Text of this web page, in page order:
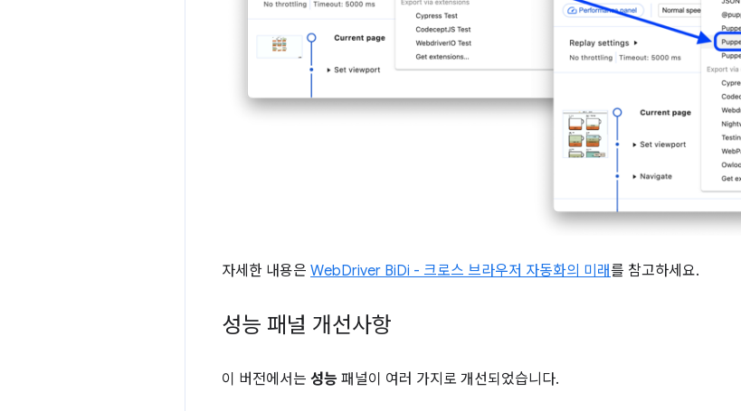
자세한 내용은 WebDriver BiDi - 크로스 브라우저 자동화의 미래를 참고하세요.
성능 패널 개선사항
이 버전에서는 성능 패널이 여러 가지로 개선되었습니다.